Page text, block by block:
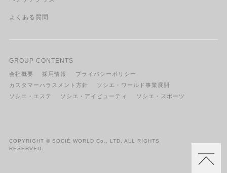
よくある質問
GROUP CONTENTS
会社概要 採用情報
プライバシーポリシー
カスタマーハラスメント方針
ソシエ・ワールド事業展開
ソシエ・エステ
ソシエ・アイビューティ ソシエ・スポーツ
COPYRIGHT © SOCIÉ WORLD Co., LTD. ALL RIGHTS
RESERVED.